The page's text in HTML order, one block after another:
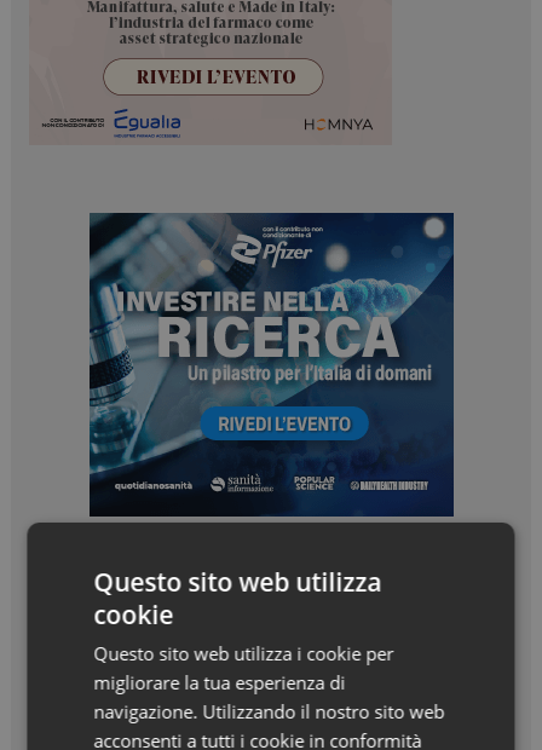
Questo sito web utilizza
cookie
Questo sito web utilizza i cookie per
migliorare la tua esperienza di
navigazione. Utilizzando il nostro sito web
acconsenti a tutti i cookie in conformità